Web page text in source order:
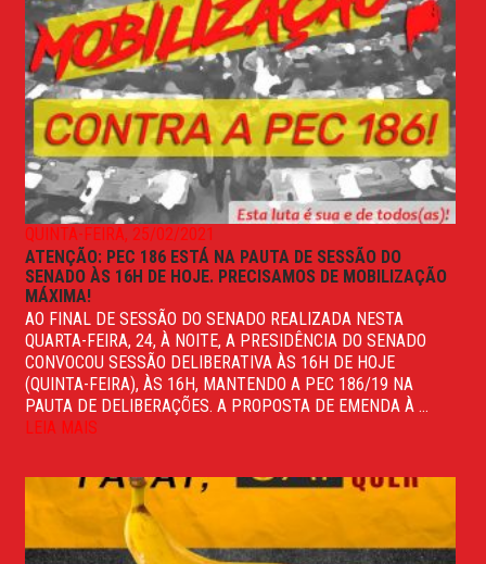
QUINTA-FEIRA, 25/02/2021
ATENÇÃO: PEC 186 ESTÁ NA PAUTA DE SESSÃO DO
SENADO ÀS 16H DE HOJE. PRECISAMOS DE MOBILIZAÇÃO
MÁXIMA!
AO FINAL DE SESSÃO DO SENADO REALIZADA NESTA
QUARTA-FEIRA, 24, À NOITE, A PRESIDÊNCIA DO SENADO
CONVOCOU SESSÃO DELIBERATIVA ÀS 16H DE HOJE
(QUINTA-FEIRA), ÀS 16H, MANTENDO A PEC 186/19 NA
PAUTA DE DELIBERAÇÕES. A PROPOSTA DE EMENDA À ...
LEIA MAIS